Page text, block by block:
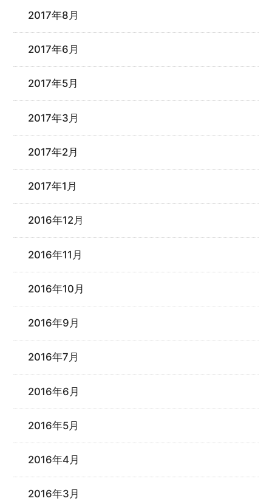
2017年8月
2017年6月
2017年5月
2017年3月
2017年2月
2017年1月
2016年12月
2016年11月
2016年10月
2016年9月
2016年7月
2016年6月
2016年5月
2016年4月
2016年3月